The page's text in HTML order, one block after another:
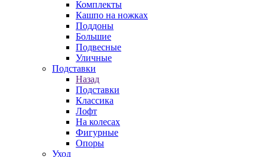
Комплекты
Кашпо на ножках
Поддоны
Большие
Подвесные
Уличные
Подставки
Назад
Подставки
Классика
Лофт
На колесах
Фигурные
Опоры
Уход